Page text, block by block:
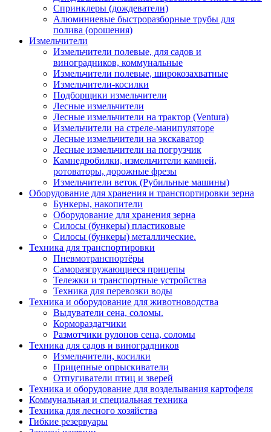
Спринклеры (дождеватели)
Алюминиевые быстроразборные трубы для
полива (орошения)
Измельчители
Измельчители полевые, для садов и
виноградников, коммунальные
Измельчители полевые, широкозахватные
Измельчители-косилки
Подборщики измельчители
Лесные измельчители
Лесные измельчители на трактор (Ventura)
Измельчители на стреле-манипуляторе
Лесные измельчители на экскаватор
Лесные измельчители на погрузчик
Камнедробилки, измельчители камней,
ротоваторы, дорожные фрезы
Измельчители веток (Рубильные машины)
Оборудование для хранения и транспортировки зерна
Бункеры, накопители
Оборудование для хранения зерна
Силосы (бункеры) пластиковые
Силосы (бункеры) металлические.
Техника для транспортировки
Пневмотранспортёры
Саморазгружающиеся прицепы
Тележки и транспортные устройства
Техника для перевозки воды
Техника и оборудование для животноводства
Выдуватели сена, соломы.
Кормораздатчики
Размотчики рулонов сена, соломы
Техника для садов и виноградников
Измельчители, косилки
Прицепные опрыскиватели
Отпугиватели птиц и зверей
Техника и оборудование для возделывания картофеля
Коммунальная и специальная техника
Техника для лесного хозяйства
Гибкие резервуары